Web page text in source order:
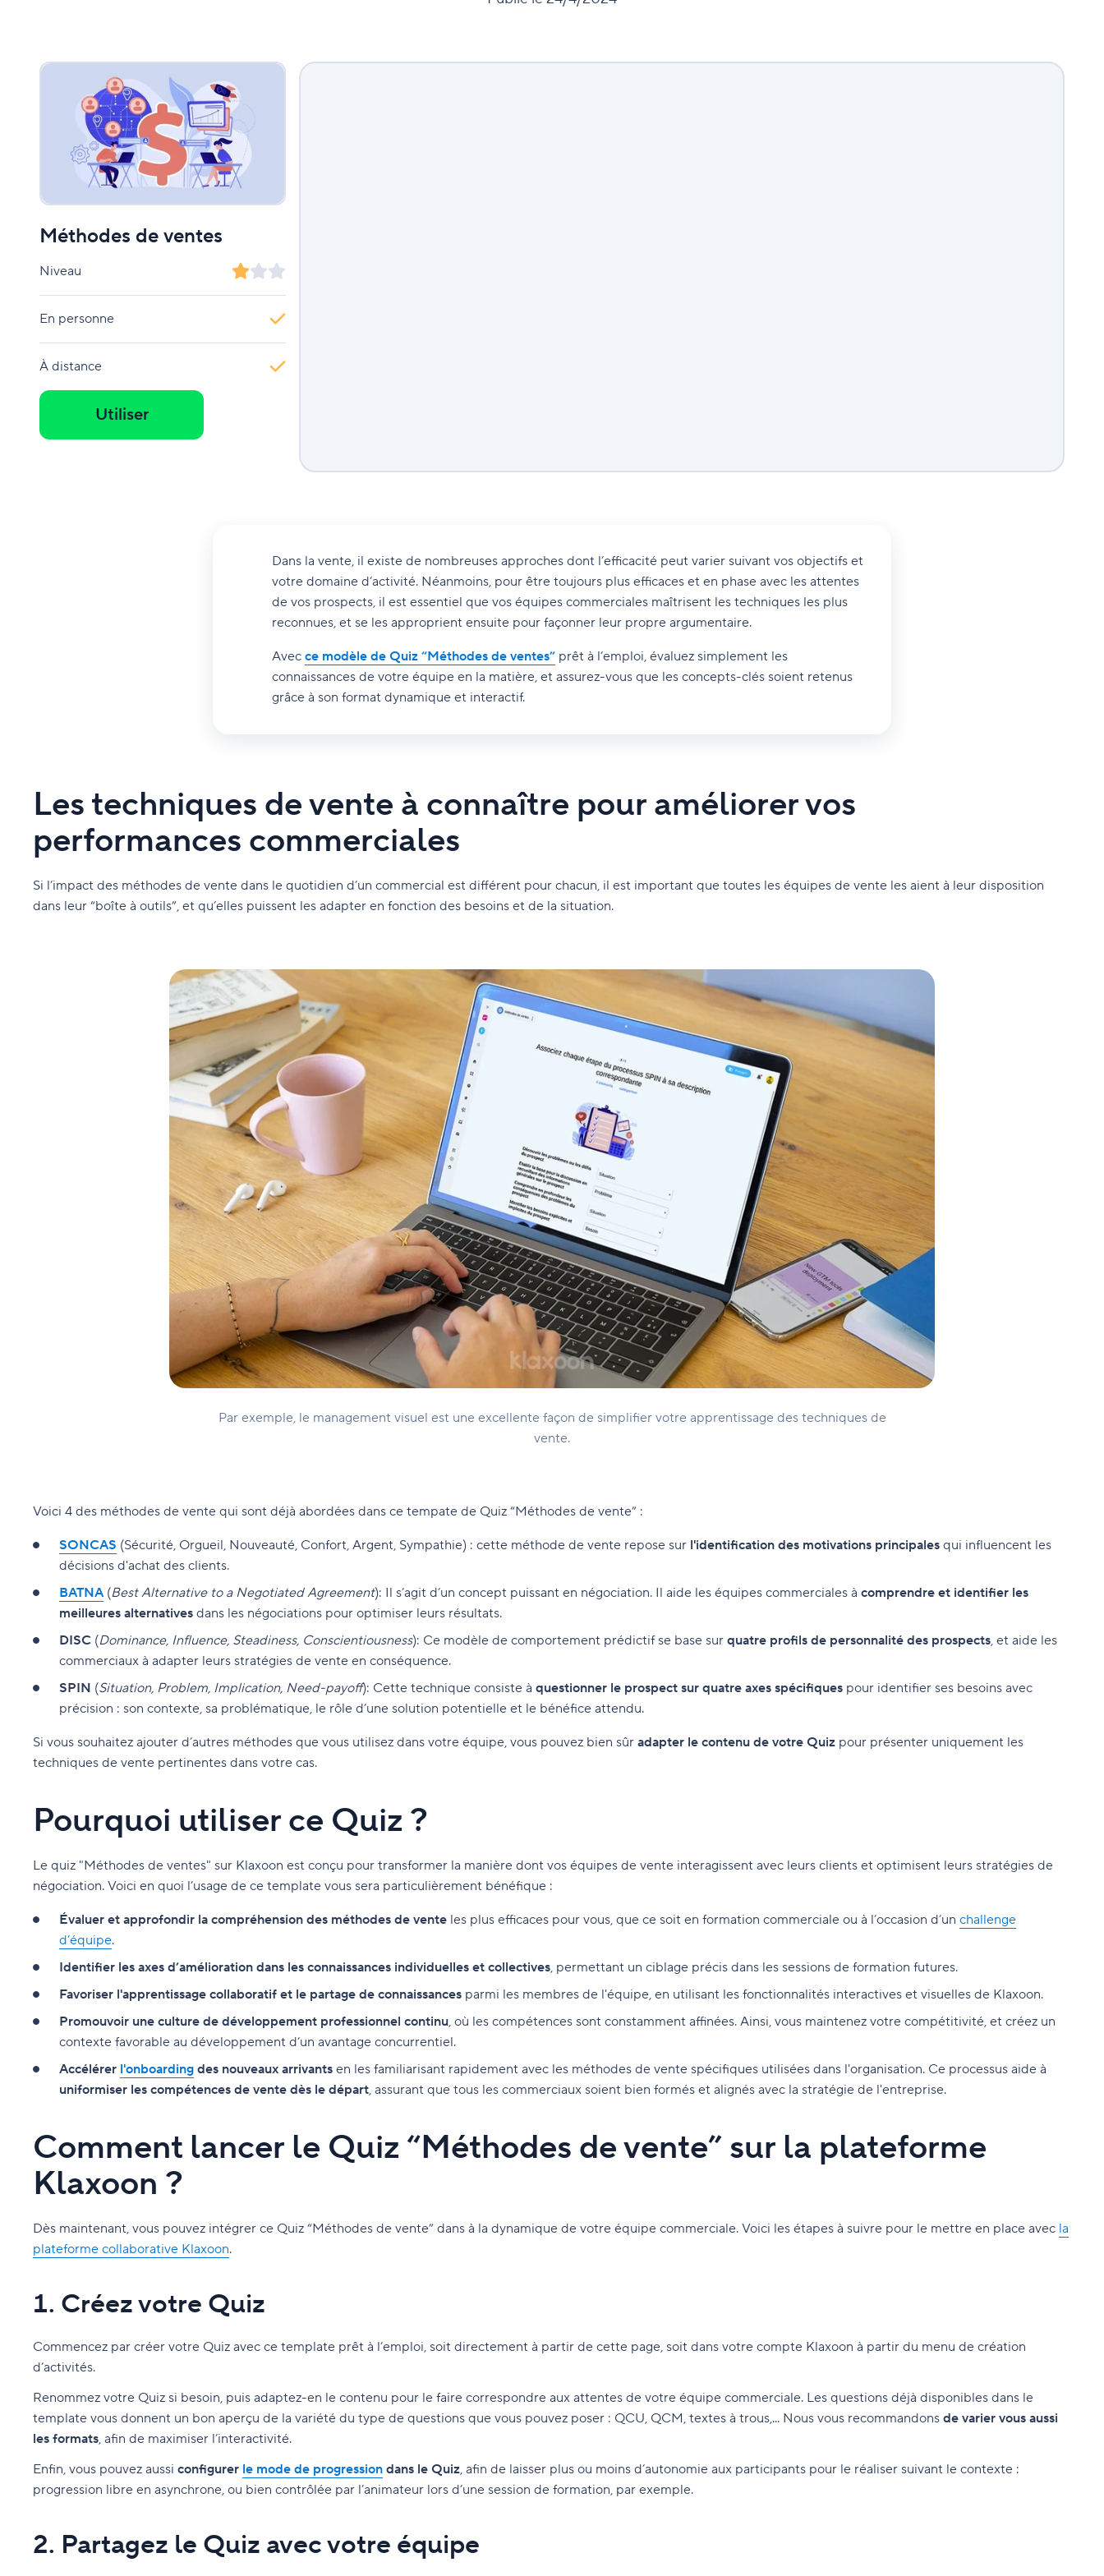
Méthodes de ventes
Niveau
En personne
À distance
Utiliser
Dans la vente, il existe de nombreuses approches dont l’efficacité peut varier suivant vos objectifs et
votre domaine d’activité. Néanmoins, pour être toujours plus efficaces et en phase avec les attentes
de vos prospects, il est essentiel que vos équipes commerciales maîtrisent les techniques les plus
reconnues, et se les approprient ensuite pour façonner leur propre argumentaire.
Avec ce modèle de Quiz “Méthodes de ventes”prêt à l’emploi, évaluez simplement les
connaissances de votre équipe en la matière, et assurez-vous que les concepts-clés soient retenus
grâce à son format dynamique et interactif.
Les techniques de vente à connaître pour améliorer vos
performances commerciales
Si l’impact des méthodes de vente dans le quotidien d’un commercial est différent pour chacun, il est important que toutes les équipes de vente les aient à leur disposition
dans leur “boîte à outils”, et qu’elles puissent les adapter en fonction des besoins et de la situation.
Par exemple, le management visuel est une excellente façon de simplifier votre apprentissage des techniques de
vente.
Voici 4 des méthodes de vente qui sont déjà abordées dans ce tempate de Quiz “Méthodes de vente” :
SONCAS (Sécurité, Orgueil, Nouveauté, Confort, Argent, Sympathie) : cette méthode de vente repose sur l'identification des motivations principales qui influencent les
décisions d'achat des clients.
BATNA (Best Alternative to a Negotiated Agreement): Il s’agit d’un concept puissant en négociation. Il aide les équipes commerciales à comprendre et identifier les
meilleures alternatives dans les négociations pour optimiser leurs résultats.
DISC (Dominance, Influence, Steadiness, Conscientiousness): Ce modèle de comportement prédictif se base sur quatre profils de personnalité des prospects, et aide les
commerciaux à adapter leurs stratégies de vente en conséquence.
SPIN (Situation, Problem, Implication, Need-payoff): Cette technique consiste à questionner le prospect sur quatre axes spécifiques pour identifier ses besoins avec
précision : son contexte, sa problématique, le rôle d’une solution potentielle et le bénéfice attendu.
Si vous souhaitez ajouter d’autres méthodes que vous utilisez dans votre équipe, vous pouvez bien sûr adapter le contenu de votre Quiz pour présenter uniquement les
techniques de vente pertinentes dans votre cas.
Pourquoi utiliser ce Quiz ?
Le quiz "Méthodes de ventes" sur Klaxoon est conçu pour transformer la manière dont vos équipes de vente interagissent avec leurs clients et optimisent leurs stratégies de
négociation. Voici en quoi l’usage de ce template vous sera particulièrement bénéfique :
Évaluer et approfondir la compréhension des méthodes de vente les plus efficaces pour vous, que ce soit en formation commerciale ou à l’occasion d’un challenge
d’équipe.
Identifier les axes d’amélioration dans les connaissances individuelles et collectives, permettant un ciblage précis dans les sessions de formation futures.
Favoriser l'apprentissage collaboratif et le partage de connaissances parmi les membres de l'équipe, en utilisant les fonctionnalités interactives et visuelles de Klaxoon.
Promouvoir une culture de développement professionnel continu, où les compétences sont constamment affinées. Ainsi, vous maintenez votre compétitivité, et créez un
contexte favorable au développement d’un avantage concurrentiel.
Accélérer l'onboarding des nouveaux arrivants en les familiarisant rapidement avec les méthodes de vente spécifiques utilisées dans l'organisation. Ce processus aide à
uniformiser les compétences de vente dès le départ, assurant que tous les commerciaux soient bien formés et alignés avec la stratégie de l'entreprise.
Comment lancer le Quiz “Méthodes de vente” sur la plateforme
Klaxoon ?
Dès maintenant, vous pouvez intégrer ce Quiz “Méthodes de vente” dans à la dynamique de votre équipe commerciale. Voici les étapes à suivre pour le mettre en place avec la
plateforme collaborative Klaxoon.
1. Créez votre Quiz
Commencez par créer votre Quiz avec ce template prêt à l’emploi, soit directement à partir de cette page, soit dans votre compte Klaxoon à partir du menu de création
d’activités.
Renommez votre Quiz si besoin, puis adaptez-en le contenu pour le faire correspondre aux attentes de votre équipe commerciale. Les questions déjà disponibles dans le
template vous donnent un bon aperçu de la variété du type de questions que vous pouvez poser : QCU, QCM, textes à trous,... Nous vous recommandons de varier vous aussi
les formats, afin de maximiser l’interactivité.
Enfin, vous pouvez aussi configurer le mode de progression dans le Quiz, afin de laisser plus ou moins d’autonomie aux participants pour le réaliser suivant le contexte :
progression libre en asynchrone, ou bien contrôlée par l’animateur lors d’une session de formation, par exemple.
2. Partagez le Quiz avec votre équipe